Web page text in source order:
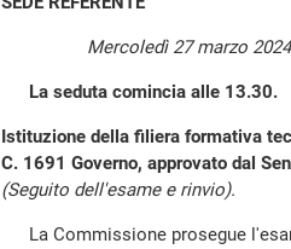
Mercoledì 27 marzo
La seduta comincia alle 13.30.
Istituzione della filiera formativa
C. 1691 Governo, approvato dal
(Seguito dell'esame e rinvio).
La Commissione prosegue